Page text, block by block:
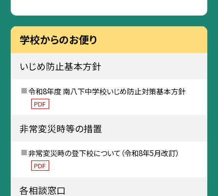
学校からのお便り
いじめ防止基本方針
令和8年度 南八下中学校いじめ防止対策基本方針
PDF
非常変災時等の措置
非常変災時の登下校について（令和8年5月改訂）
PDF
各相談窓口